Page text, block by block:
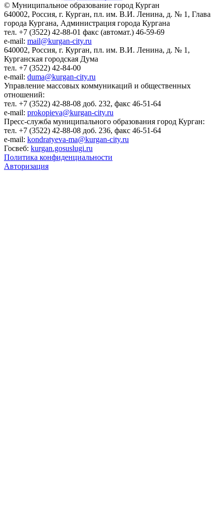
© Муниципальное образование город Курган
640002, Россия, г. Курган, пл. им. В.И. Ленина, д. № 1, Глава
города Кургана, Администрация города Кургана
тел. +7 (3522) 42-88-01 факс (автомат.) 46-59-69
e-mail: mail@kurgan-city.ru
640002, Россия, г. Курган, пл. им. В.И. Ленина, д. № 1,
Курганская городская Дума
тел. +7 (3522) 42-84-00
e-mail: duma@kurgan-city.ru
Управление массовых коммуникаций и общественных
отношений:
тел. +7 (3522) 42-88-08 доб. 232, факс 46-51-64
e-mail: prokopieva@kurgan-city.ru
Пресс-служба муниципального образования город Курган:
тел. +7 (3522) 42-88-08 доб. 236, факс 46-51-64
e-mail: kondratyeva-ma@kurgan-city.ru
Госвеб: kurgan.gosuslugi.ru
Политика конфиденциальности
Авторизация